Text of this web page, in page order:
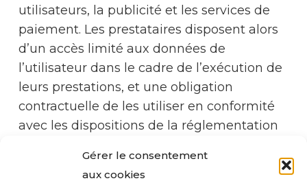
Gérer le consentement
aux cookies
utilisateurs, la publicité et les services de
paiement. Les prestataires disposent alors
d’un accès limité aux données de
l’utilisateur dans le cadre de l’exécution de
leurs prestations, et une obligation
contractuelle de les utiliser en conformité
avec les dispositions de la réglementation
données à caractère personnel ;
• Si la Loi l’exige, la plateforme peut